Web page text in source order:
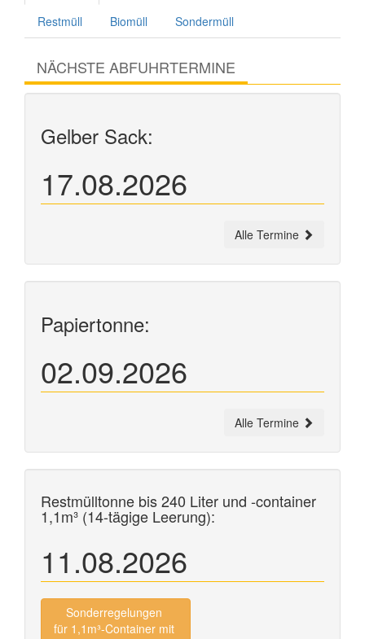
Restmüll Biomüll Sondermüll
NÄCHSTE ABFUHRTERMINE
Gelber Sack:
17.08.2026
Alle Termine
Papiertonne:
02.09.2026
Alle Termine
Restmülltonne bis 240 Liter und -container
1,1m³ (14-tägige Leerung):
11.08.2026
Sonderregelungen
für 1,1m³-Container mit